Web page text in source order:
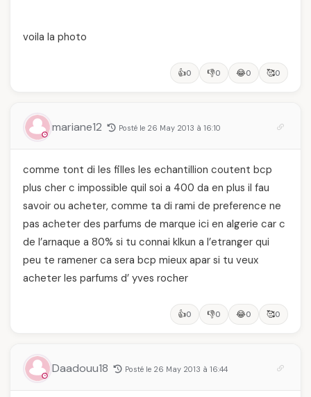
voila la photo
👍0 👎0 😂0 🥰0
mariane12 Posté le 26 May 2013 à 16:10
comme tont di les filles les echantillion coutent bcp
plus cher c impossible quil soi a 400 da en plus il fau
savoir ou acheter, comme ta di rami de preference ne
pas acheter des parfums de marque ici en algerie car c
de l’arnaque a 80% si tu connai klkun a l’etranger qui
peu te ramener ca sera bcp mieux apar si tu veux
acheter les parfums d’ yves rocher
👍0 👎0 😂0 🥰0
Daadouu18 Posté le 26 May 2013 à 16:44